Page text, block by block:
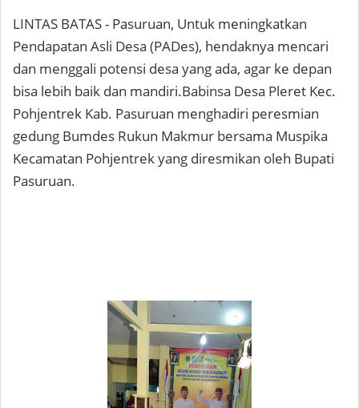
LINTAS BATAS - Pasuruan, Untuk meningkatkan
Pendapatan Asli Desa (PADes), hendaknya mencari
dan menggali potensi desa yang ada, agar ke depan
bisa lebih baik dan mandiri.Babinsa Desa Pleret Kec.
Pohjentrek Kab. Pasuruan menghadiri peresmian
gedung Bumdes Rukun Makmur bersama Muspika
Kecamatan Pohjentrek yang diresmikan oleh Bupati
Pasuruan.